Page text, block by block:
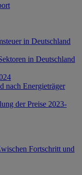
in Deutschland
in Deutschland
nach Energieträger
der Preise 2023-
Fortschritt und